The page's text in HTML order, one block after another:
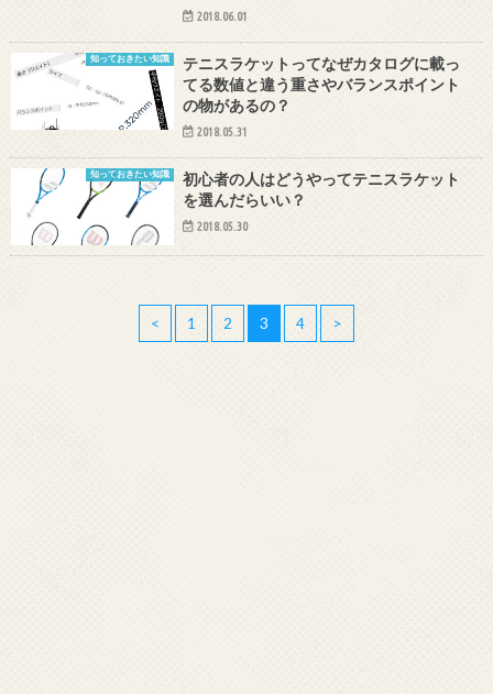
2018.06.01
知っておきたい知識
テニスラケットってなぜカタログに載っ
てる数値と違う重さやバランスポイント
の物があるの？
2018.05.31
知っておきたい知識
初心者の人はどうやってテニスラケット
を選んだらいい？
2018.05.30
< 1 2 3 4 >